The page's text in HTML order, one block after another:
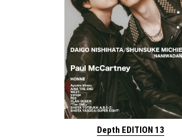
Depth EDITION 13